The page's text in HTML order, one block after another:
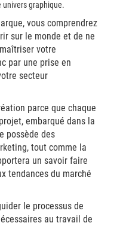
univers graphique.
vous comprendrez
sur le monde et de ne
votre
par une prise en
secteur
parce que chaque
embarqué dans la
possède des
tout comme la
un savoir faire
tendances du marché
le processus de
au travail de